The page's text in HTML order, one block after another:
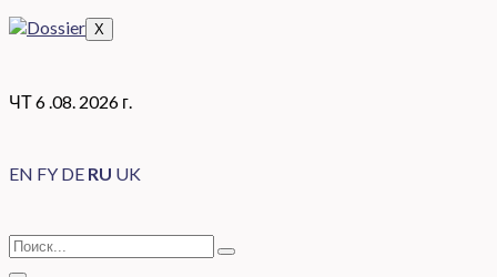
X
ЧТ 6 .08. 2026 г.
EN FY DE RU UK